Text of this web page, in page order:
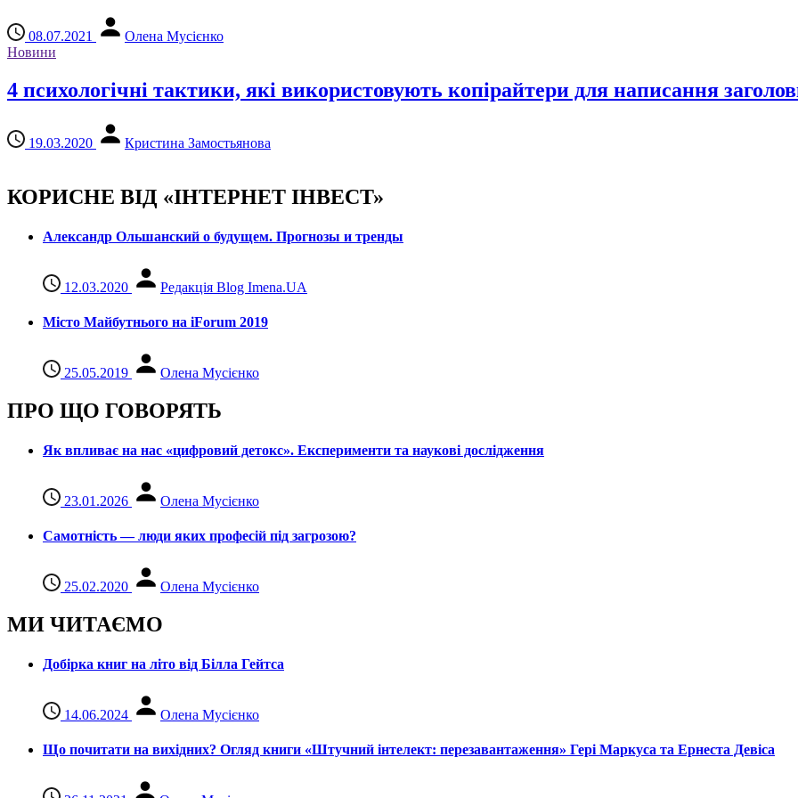
08.07.2021
Олена Мусієнко
Новини
4 психологічні тактики, які використовують копірайтери для написання
19.03.2020 Кристина Замостьянова
КОРИСНЕ ВІД «ІНТЕРНЕТ ІНВЕСТ»
Александр Ольшанский о будущем. Прогнозы и тренды
12.03.2020 Редакція Blog Imena.UA
Місто Майбутнього на iForum 2019
25.05.2019 Олена Мусієнко
ПРО ЩО ГОВОРЯТЬ
Як впливає на нас «цифровий детокс». Експерименти та наукові дослідження
23.01.2026 Олена Мусієнко
Самотність — люди яких професій під загрозою?
25.02.2020 Олена Мусієнко
МИ ЧИТАЄМО
Добірка книг на літо від Білла Гейтса
14.06.2024 Олена Мусієнко
Що почитати на вихідних? Огляд книги «Штучний інтелект: перезавантаження» Гері Маркуса та Ернеста Девіса